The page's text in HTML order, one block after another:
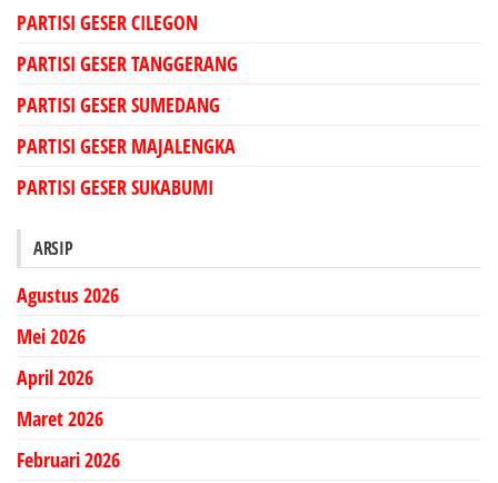
PARTISI GESER CILEGON
PARTISI GESER TANGGERANG
PARTISI GESER SUMEDANG
PARTISI GESER MAJALENGKA
PARTISI GESER SUKABUMI
ARSIP
Agustus 2026
Mei 2026
April 2026
Maret 2026
Februari 2026